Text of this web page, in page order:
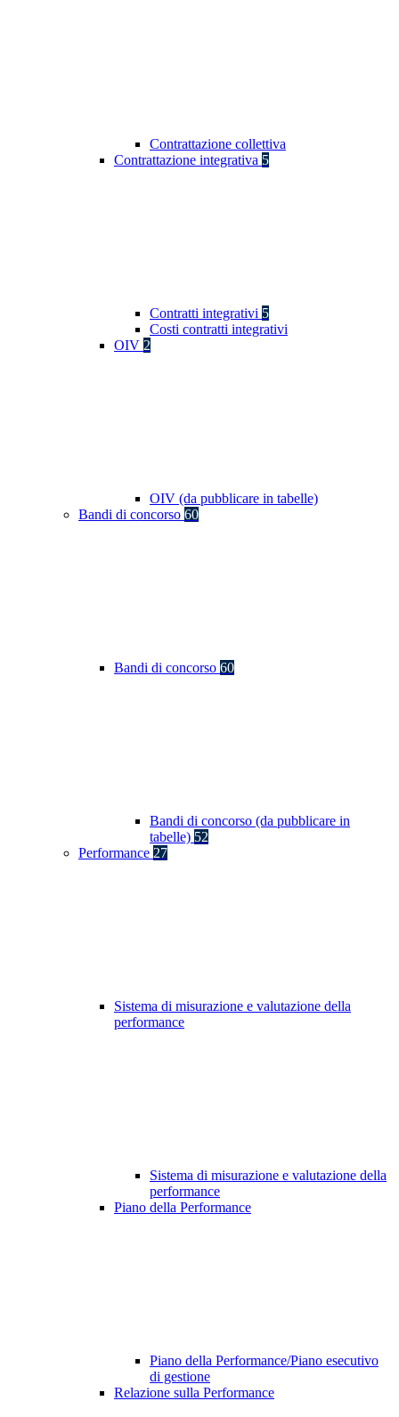
Contrattazione collettiva
Contrattazione integrativa 5
Contratti integrativi 5
Costi contratti integrativi
OIV 2
OIV (da pubblicare in tabelle)
Bandi di concorso 60
Bandi di concorso 60
Bandi di concorso (da pubblicare in
tabelle) 52
Performance 27
Sistema di misurazione e valutazione della
performance
Sistema di misurazione e valutazione della
performance
Piano della Performance
Piano della Performance/Piano esecutivo
di gestione
Relazione sulla Performance